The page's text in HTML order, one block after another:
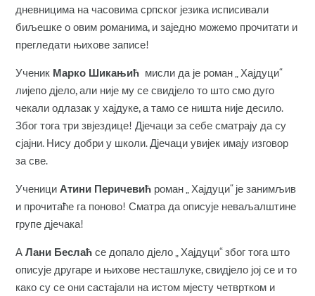
дневницима на часовима српског језика исписивали
биљешке о овим романима, и заједно можемо прочитати и
прегледати њихове записе!
Ученик Марко Шикањић мисли да је роман „ Хајдуци“
лијепо дјело, али није му се свидјело то што смо дуго
чекали одлазак у хајдуке, а тамо се ништа није десило.
Због тога три звјездице! Дјечаци за себе сматрају да су
сјајни. Нису добри у школи. Дјечаци увијек имају изговор
за све.
Ученици Атини Перичевић роман „ Хајдуци“ је занимљив
и прочитаће га поново! Сматра да описује неваљалштине
групе дјечака!
АЛани Беслаћ се допало дјело „ Хајдуци“ због тога што
описује другаре и њихове несташлуке, свидјело јој се и то
како су се они састајали на истом мјесту четвртком и